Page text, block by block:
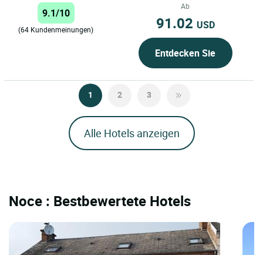
traditionelle Küche.
9.1/10
(64 Kundenmeinungen)
Ab
91.02 USD
Entdecken Sie
1 2 3
Alle Hotels anzeigen
Noce : Bestbewertete Hotels